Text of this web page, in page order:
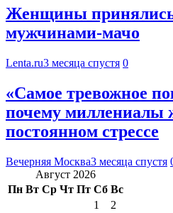
Женщины принялись
мужчинами-мачо
Lenta.ru3 месяца спустя 0
«Самое тревожное
почему миллениалы
постоянном стрессе
Вечерняя Москва3 месяца спустя
Август 2026
Пн Вт Ср Чт Пт Сб Вс
1
2